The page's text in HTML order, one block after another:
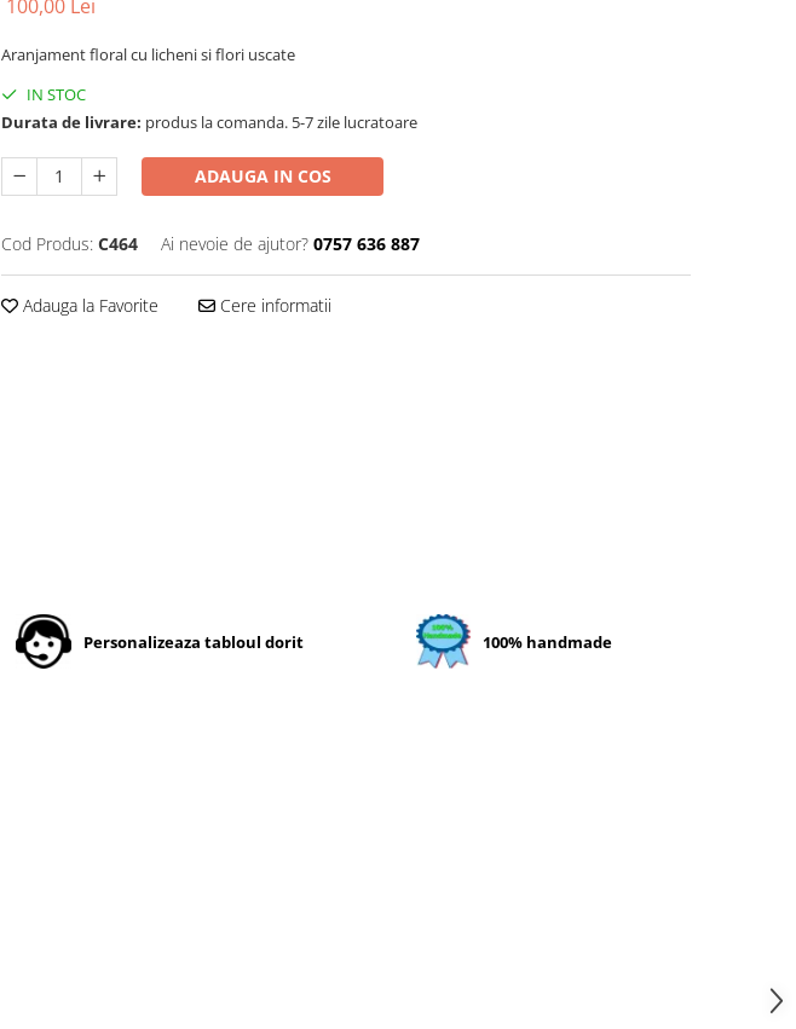
100,00 Lei
Aranjament floral cu licheni si flori uscate
IN STOC
Durata de livrare: produs la comanda. 5-7 zile lucratoare
ADAUGA IN COS
Cod Produs: C464 Ai nevoie de ajutor? 0757 636 887
Adauga la Favorite Cere informatii
Personalizeaza tabloul dorit 100% handmade